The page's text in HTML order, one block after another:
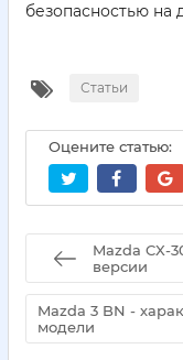
безопасностью на
Статьи
Оцените статью:
Mazda CX-
версии
Mazda 3 BN -
модели